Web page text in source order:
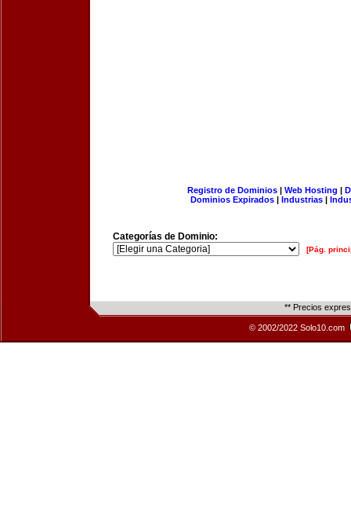
Registro de Dominios| Web Hosting |
Dominios Expirados | Industrias |
Categorías de Dominio:
[Pág.
** Precios
© 2002/2022 Solo10.com